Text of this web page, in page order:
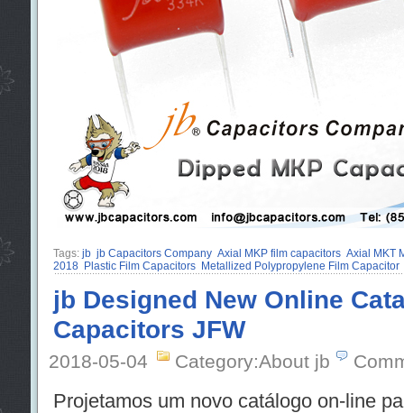
Tags: jb jb Capacitors Company Axial MKP film capacitors Axial MKT
2018
Plastic Film Capacitors Metallized Polypropylene Film Capacitor
jb Designed New Online
Capacitors JFW
2018-05-04 Category:About jb
Projetamos um novo catálogo on-line